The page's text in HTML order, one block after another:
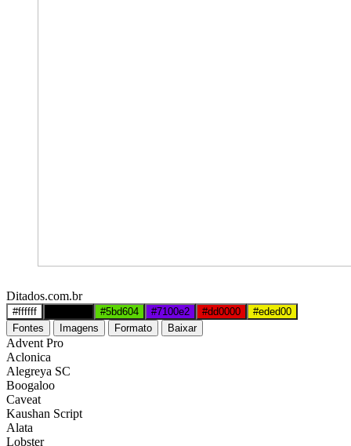
Ditados.com.br
#ffffff #5bd604 #7100e2 #dd0000
#eded00
Fontes
Imagens Formato Baixar
Advent Pro
Aclonica
Alegreya SC
Boogaloo
Caveat
Kaushan Script
Alata
Lobster